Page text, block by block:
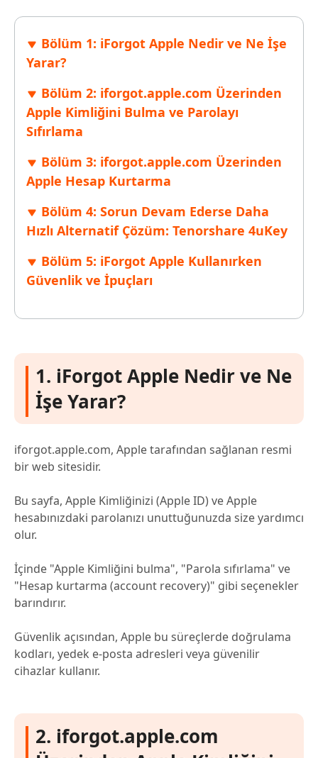
Bölüm 1: iForgot Apple Nedir ve Ne İşe
Yarar?
Bölüm 2: iforgot.apple.com Üzerinden
Apple Kimliğini Bulma ve Parolayı
Sıfırlama
Bölüm 3: iforgot.apple.com Üzerinden
Apple Hesap Kurtarma
Bölüm 4: Sorun Devam Ederse Daha
Hızlı Alternatif Çözüm: Tenorshare 4uKey
Bölüm 5: iForgot Apple Kullanırken
Güvenlik ve İpuçları
1. iForgot Apple Nedir ve Ne
İşe Yarar?
iforgot.apple.com, Apple tarafından sağlanan resmi
bir web sitesidir.
Bu sayfa, Apple Kimliğinizi (Apple ID) ve Apple
hesabınızdaki parolanızı unuttuğunuzda size yardımcı
olur.
İçinde "Apple Kimliğini bulma", "Parola sıfırlama" ve
"Hesap kurtarma (account recovery)" gibi seçenekler
barındırır.
Güvenlik açısından, Apple bu süreçlerde doğrulama
kodları, yedek e-posta adresleri veya güvenilir
cihazlar kullanır.
2. iforgot.apple.com